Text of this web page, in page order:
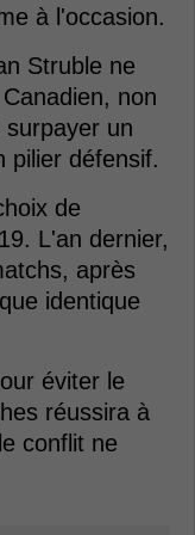
à l'occasion.
Struble ne
non
un
pilier défensif.
de
L'an dernier,
après
identique
éviter le
réussira à
conflit ne